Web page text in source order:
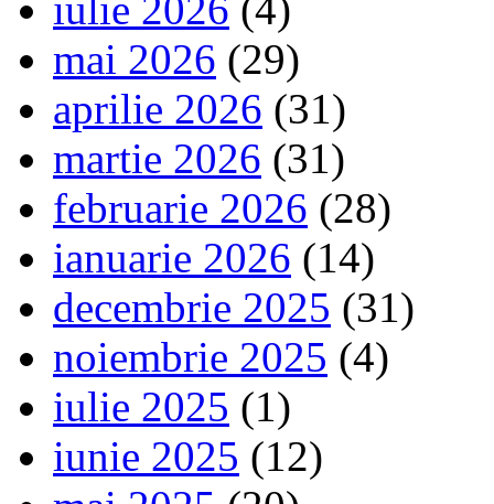
mai 2026 (29)
aprilie 2026 (31)
martie 2026 (31)
februarie 2026 (28)
ianuarie 2026 (14)
decembrie 2025 (31)
noiembrie 2025 (4)
iulie 2025 (1)
iunie 2025 (12)